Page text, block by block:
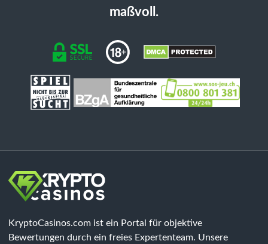
maßvoll.
KryptoCasinos.com ist ein Portal für objektive
Bewertungen durch ein freies Expertenteam. Unsere